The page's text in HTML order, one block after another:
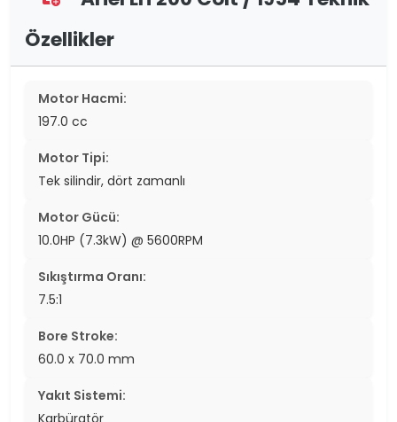
Özellikler
Motor Hacmi:
197.0 cc
Motor Tipi:
Tek silindir, dört zamanlı
Motor Gücü:
10.0HP (7.3kW) @ 5600RPM
Sıkıştırma Oranı:
7.5:1
Bore Stroke:
60.0 x 70.0 mm
Yakıt Sistemi:
Karbüratör